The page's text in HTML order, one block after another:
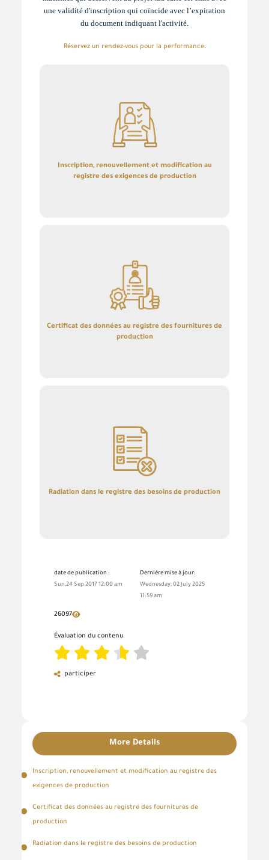
une validité d'inscription qui coïncide avec l’expiration
du document indiquant l'activité.
Réservez un rendez-vous pour la performance.
Inscription, renouvellement et modification au
registre des exigences de production
Certificat des données au registre des fournitures de
production
Radiation dans le registre des besoins de production
date de publication :
Sun,24 Sep 2017 12:00 am
Dernière mise à jour:
Wednesday, 02 July 2025
11:59 am
26097
Évaluation du contenu
participer
More Details
Inscription, renouvellement et modification au registre des
exigences de production
Certificat des données au registre des fournitures de
production
Radiation dans le registre des besoins de production